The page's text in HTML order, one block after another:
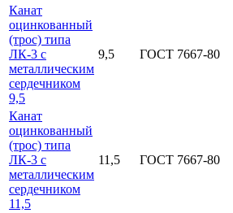
Канат
оцинкованный
(трос) типа
ЛК-3 с
металлическим
сердечником
9,5
9,5 ГОСТ 7667-80
Канат
оцинкованный
(трос) типа
ЛК-3 с
металлическим
сердечником
11,5
11,5 ГОСТ 7667-80